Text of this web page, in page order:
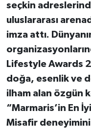
seçkin
uluslararası
imza attı.
Lifestyle Awards
doğa, esenlik ve
ilham alan özgün
“Marmaris’in En
Misafir